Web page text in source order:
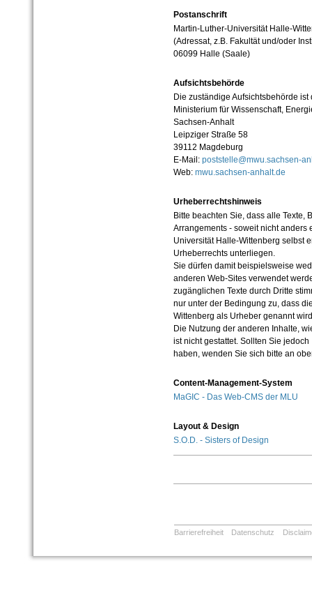
Postanschrift
Martin-Luther-Universität Halle-
(Adressat, z.B. Fakultät und/oder
06099 Halle (Saale)
Aufsichtsbehörde
Die zuständige Aufsichtsbehörde ist
Ministerium für Wissenschaft,
Sachsen-Anhalt
Leipziger Straße 58
39112 Magdeburg
E-Mail: poststelle@mwu.sachsen-
Web: mwu.sachsen-anhalt.de
Urheberrechtshinweis
Bitte beachten Sie, dass alle Texte,
Arrangements - soweit nicht anders
Universität Halle-Wittenberg selbst
Urheberrechts unterliegen.
Sie dürfen damit beispielsweise
anderen Web-Sites verwendet
zugänglichen Texte durch Dritte
nur unter der Bedingung zu, dass
Wittenberg als Urheber genannt
Die Nutzung der anderen Inhalte,
ist nicht gestattet. Sollten Sie
haben, wenden Sie sich bitte an
Content-Management-System
MaGIC - Das Web-CMS der MLU
Layout & Design
S.O.D. - Sisters of Design
Barrierefreiheit Datenschutz